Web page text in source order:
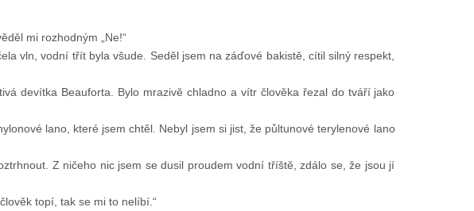
mi rozhodným „Ne!“
vln, vodní třít byla všude. Seděl jsem na záďové bakistě, cítil silný respekt,
devítka Beauforta. Bylo mrazivě chladno a vítr člověka řezal do tváří jako
lano, které jsem chtěl. Nebyl jsem si jist, že půltunové terylenové lano
Z ničeho nic jsem se dusil proudem vodní tříště, zdálo se, že jsou jí
topí, tak se mi to nelíbí.“